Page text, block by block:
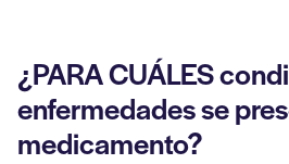
¿PARA CUÁLES
enfermedades se
medicamento?